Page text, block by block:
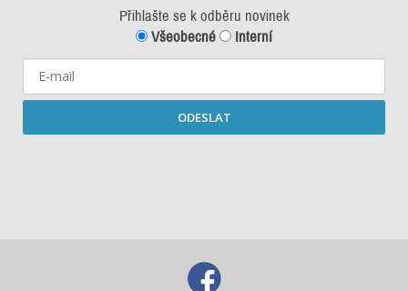
Přihlašte se k odběru novinek
Všeobecné
Interní
ODESLAT